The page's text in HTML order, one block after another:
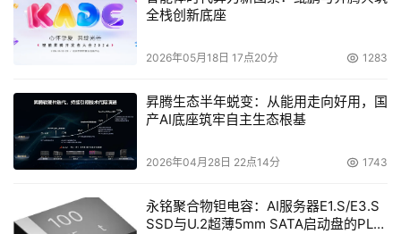
全栈创新底座
2026年05月18日 17点20分 1283
昇腾生态半年蜕变：从能用走向好用，国
产AI底座筑牢自主生态根基
2026年04月28日 22点14分 1743
永铭聚合物钽电容：AI服务器E1.S/E3.S
SSD与U.2超薄5mm SATA启动盘的PLP